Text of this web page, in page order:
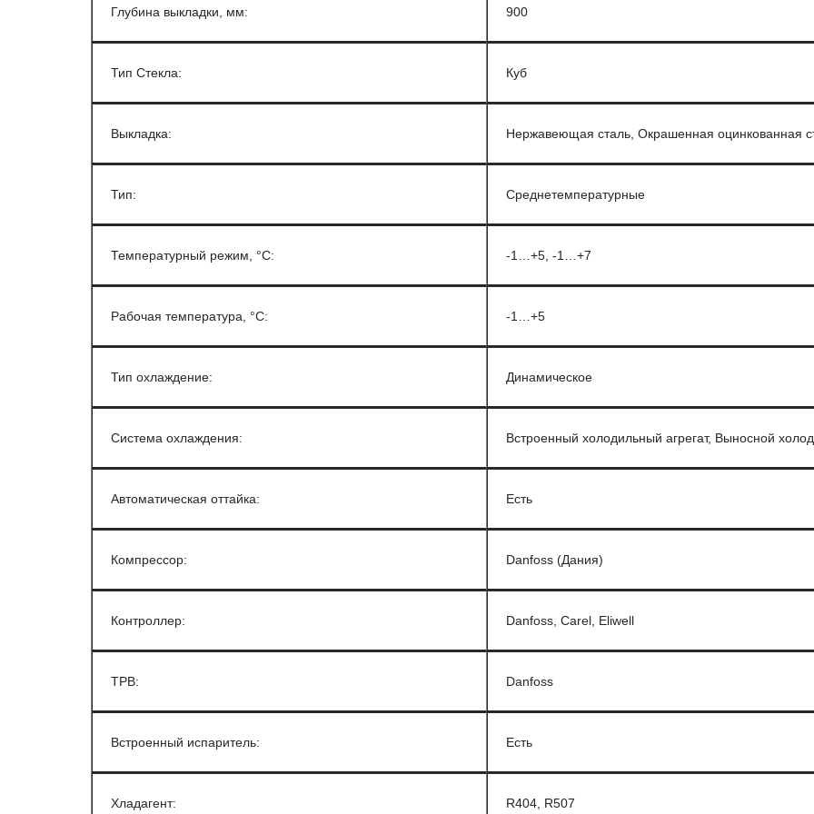
Глубина выкладки, мм: 900
Тип Стекла: Куб
Выкладка: Нержавеющая сталь, Окрашенная оцинкованная
Тип: Среднетемпературные
Температурный режим, °С: -1…+5, -1…+7
Рабочая температура, °С: -1…+5
Тип охлаждение: Динамическое
Система охлаждения: Встроенный холодильный агрегат, Выносной
Автоматическая оттайка: Есть
Компрессор: Danfoss (Дания)
Контроллер: Danfoss, Carel, Eliwell
ТРВ: Danfoss
Встроенный испаритель: Есть
Хладагент: R404, R507